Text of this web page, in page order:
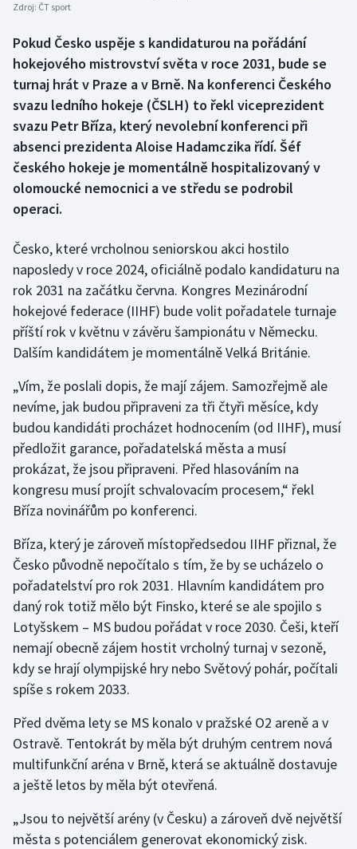
Box
Curling
Dostihy
Florbal
Futsal
Golf
Gymnastika
Házená
Judo
Krasobruslení
Lezení
Lyže a snowboard
Moderní pětiboj
Motorsport
Olympijské hry
Parasport
Plavání
Plážový volejbal
Ragby
Rychlobruslení
Zdroj: ČT sport
Pokud Česko uspěje s kandidaturou na pořádání
hokejového mistrovství světa v roce 2031, bude se
turnaj hrát v Praze a v Brně. Na konferenci Českého
svazu ledního hokeje (ČSLH) to řekl viceprezident
svazu Petr Bříza, který nevolební konferenci při
absenci prezidenta Aloise Hadamczika řídí. Šéf
českého hokeje je momentálně hospitalizovaný v
olomoucké nemocnici a ve středu se podrobil
operaci.
Česko, které vrcholnou seniorskou akci hostilo
naposledy v roce 2024, oficiálně podalo kandidaturu na
rok 2031 na začátku června. Kongres Mezinárodní
hokejové federace (IIHF) bude volit pořadatele turnaje
příští rok v květnu v závěru šampionátu v Německu.
Dalším kandidátem je momentálně Velká Británie.
„Vím, že poslali dopis, že mají zájem. Samozřejmě ale
nevíme, jak budou připraveni za tři čtyři měsíce, kdy
budou kandidáti procházet hodnocením (od IIHF), musí
předložit garance, pořadatelská města a musí
prokázat, že jsou připraveni. Před hlasováním na
kongresu musí projít schvalovacím procesem,“ řekl
Bříza novinářům po konferenci.
Bříza, který je zároveň místopředsedou IIHF přiznal, že
Česko původně nepočítalo s tím, že by se ucházelo o
pořadatelství pro rok 2031. Hlavním kandidátem pro
daný rok totiž mělo být Finsko, které se ale spojilo s
Lotyšskem – MS budou pořádat v roce 2030. Češi, kteří
nemají obecně zájem hostit vrcholný turnaj v sezoně,
kdy se hrají olympijské hry nebo Světový pohár, počítali
spíše s rokem 2033.
Před dvěma lety se MS konalo v pražské O2 areně a v
Ostravě. Tentokrát by měla být druhým centrem nová
multifunkční aréna v Brně, která se aktuálně dostavuje
a ještě letos by měla být otevřená.
„Jsou to největší arény (v Česku) a zároveň dvě největší
města s potenciálem generovat ekonomický zisk.